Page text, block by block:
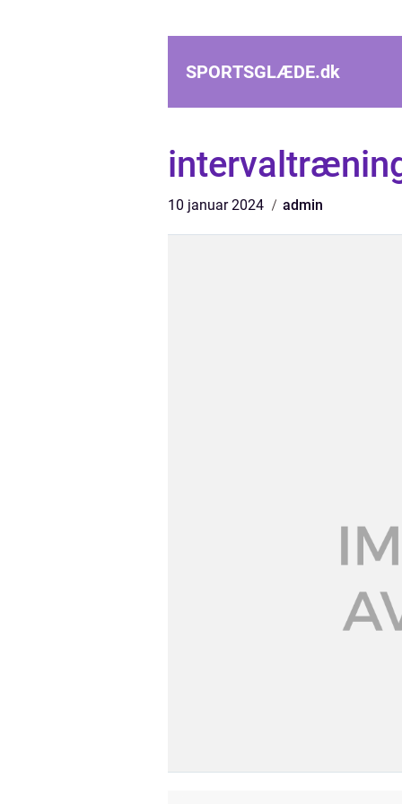
SPORTSGLÆDE.dk
10 januar 2024 admin